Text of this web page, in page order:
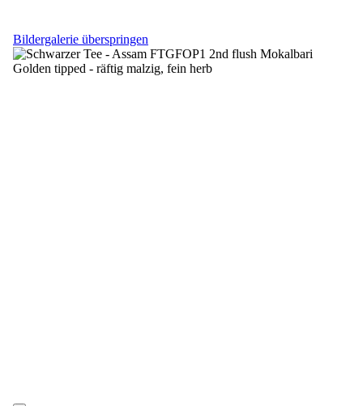
Bildergalerie überspringen